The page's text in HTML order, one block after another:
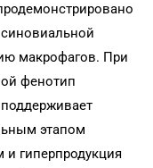
макрофагов. При
фенотип
этапом
гиперпродукция